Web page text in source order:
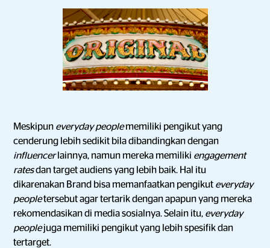
Meskipun everyday peoplememiliki pengikut yang
cenderung lebih sedikit bila dibandingkan dengan
influencer lainnya, namun mereka memiliki engagement
ratesdan target audiens yang lebih baik. Hal itu
dikarenakan Brand bisa memanfaatkan pengikut everyday
peopletersebut agar tertarik dengan apapun yang mereka
rekomendasikan di media sosialnya. Selain itu, everyday
peoplejuga memiliki pengikut yang lebih spesifik dan
tertarget.